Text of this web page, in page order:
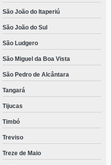
São João do Itaperiú
São João do Sul
São Ludgero
São Miguel da Boa Vista
São Pedro de Alcântara
Tangará
Tijucas
Timbó
Treviso
Treze de Maio